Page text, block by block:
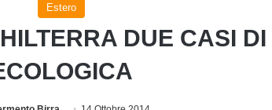
Estero
DUE CASI